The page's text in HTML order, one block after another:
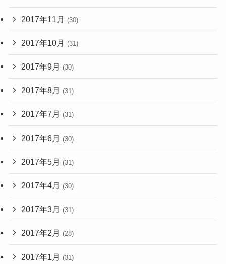
2017年11月 (30)
2017年10月 (31)
2017年9月 (30)
2017年8月 (31)
2017年7月 (31)
2017年6月 (30)
2017年5月 (31)
2017年4月 (30)
2017年3月 (31)
2017年2月 (28)
2017年1月 (31)